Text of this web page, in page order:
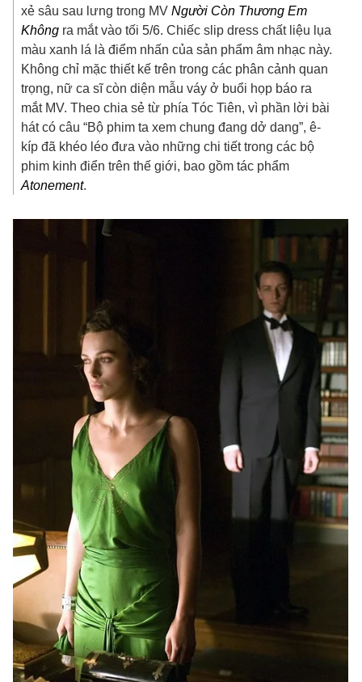
xẻ sâu sau lưng trong MV Người Còn Thương Em
Không ra mắt vào tối 5/6. Chiếc slip dress chất liệu lụa
màu xanh lá là điểm nhấn của sản phẩm âm nhạc này.
Không chỉ mặc thiết kế trên trong các phân cảnh quan
trọng, nữ ca sĩ còn diện mẫu váy ở buổi họp báo ra
mắt MV. Theo chia sẻ từ phía Tóc Tiên, vì phần lời bài
hát có câu “Bộ phim ta xem chung đang dở dang”, ê-
kíp đã khéo léo đưa vào những chi tiết trong các bộ
phim kinh điển trên thế giới, bao gồm tác phẩm
Atonement.